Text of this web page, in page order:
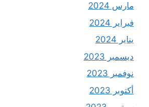
مارس 2024
فبراير 2024
يناير 2024
ديسمبر 2023
نوفمبر 2023
أكتوبر 2023